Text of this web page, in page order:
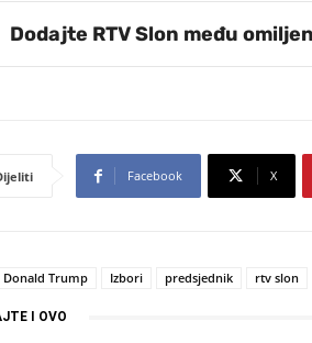
Dodajte RTV Slon među
Facebook X
Donald Trump Izbori predsjednik rtv slon
I OVO